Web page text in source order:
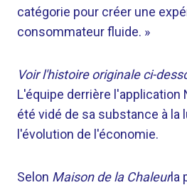
catégorie pour créer une
consommateur fluide. »
Voir l'histoire originale ci-
L'équipe derrière l'application
été vidé de sa substance à la
l'évolution de l'économie.
Selon Maison de la Chaleurla